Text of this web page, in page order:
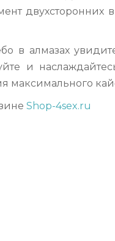
двухсторонних
в алмазах
и
максимального
Shop-4sex.ru